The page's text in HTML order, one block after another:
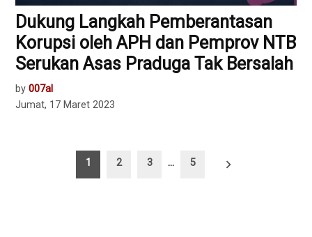
Dukung Langkah Pemberantasan
Korupsi oleh APH dan Pemprov NTB
Serukan Asas Praduga Tak Bersalah
by 007al
Jumat, 17 Maret 2023
1 2 3 … 5